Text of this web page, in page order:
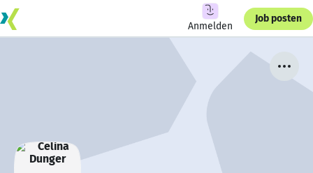
Anmelden
Job posten